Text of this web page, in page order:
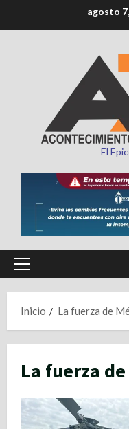
al
agosto
El
Menú
Inicio
La fuerza de
La fuerza